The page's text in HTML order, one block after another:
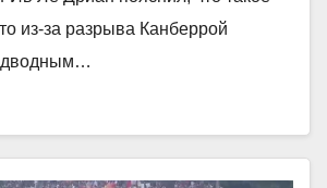
из-за разрыва Канберрой